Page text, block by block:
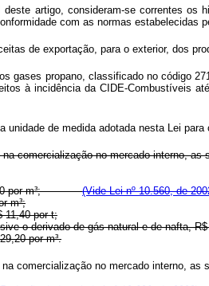
artigo, consideram-se correntes os
com as normas estabelecidas
de exportação, para o exterior, dos
gases propano, classificado no código
à incidência da CIDE-
unidade de medida adotada nesta Lei
comercialização no mercado interno,
32,00 por m³;(Vide Lei nº 10.560, de
m³;
11,40 por t;
o derivado de gás natural e de nafta,
por m³.
na comercialização no mercado interno,